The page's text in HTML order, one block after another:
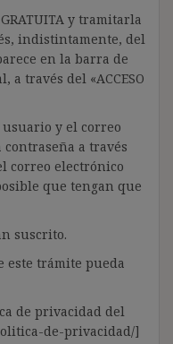
y tramitarla
indistintamente, del
en la barra de
través del «ACCESO
y el correo
a través
correo electrónico
que tengan que
suscrito.
este trámite pueda
de privacidad del
de-privacidad/]